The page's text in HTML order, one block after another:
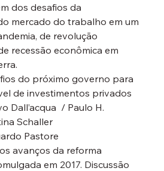
dos desafios da
mercado do trabalho em um
de revolução
recessão econômica em
do próximo governo para
de investimentos privados
Dall’acqua  / Paulo H.
Schaller
Pastore
avanços da reforma
em 2017. Discussão